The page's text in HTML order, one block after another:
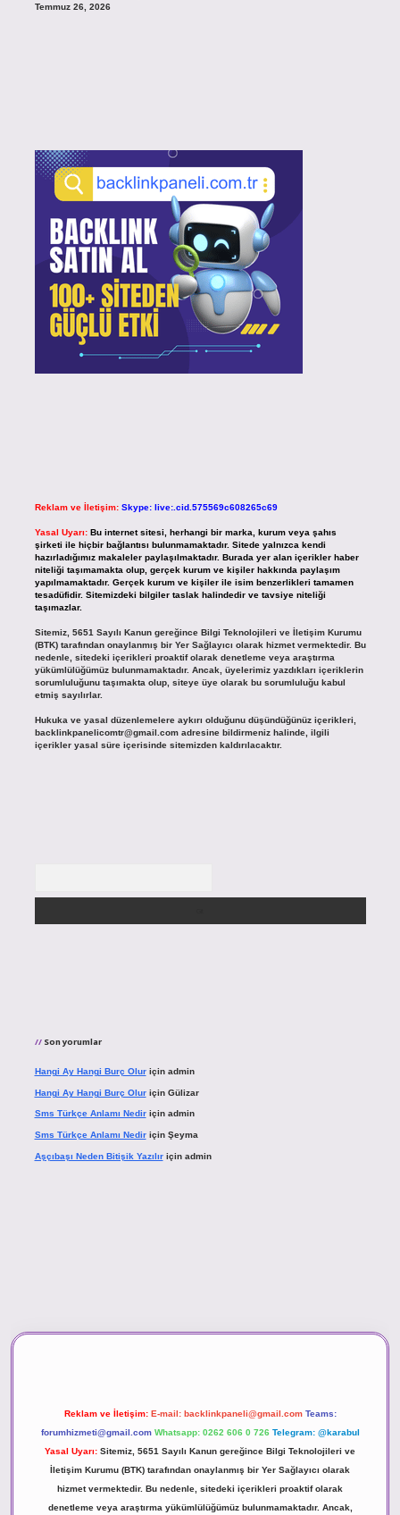
Temmuz 26, 2026
Reklam ve İletişim: Skype: live:.cid.575569c608265c69
Yasal Uyarı: Bu internet sitesi, herhangi bir marka, kurum veya şahıs
şirketi ile hiçbir bağlantısı bulunmamaktadır. Sitede yalnızca kendi
hazırladığımız makaleler paylaşılmaktadır. Burada yer alan içerikler haber
niteliği taşımamakta olup, gerçek kurum ve kişiler hakkında paylaşım
yapılmamaktadır. Gerçek kurum ve kişiler ile isim benzerlikleri tamamen
tesadüfidir. Sitemizdeki bilgiler taslak halindedir ve tavsiye niteliği
taşımazlar.
Sitemiz, 5651 Sayılı Kanun gereğince Bilgi Teknolojileri ve İletişim Kurumu
(BTK) tarafından onaylanmış bir Yer Sağlayıcı olarak hizmet vermektedir. Bu
nedenle, sitedeki içerikleri proaktif olarak denetleme veya araştırma
yükümlülüğümüz bulunmamaktadır. Ancak, üyelerimiz yazdıkları içeriklerin
sorumluluğunu taşımakta olup, siteye üye olarak bu sorumluluğu kabul
etmiş sayılırlar.
Hukuka ve yasal düzenlemelere aykırı olduğunu düşündüğünüz içerikleri,
backlinkpanelicomtr@gmail.comadresine bildirmeniz halinde, ilgili
içerikler yasal süre içerisinde sitemizden kaldırılacaktır.
Son yorumlar
Hangi Ay Hangi Burç Oluriçin admin
Hangi Ay Hangi Burç Oluriçin Gülizar
Sms Türkçe Anlamı Nediriçin admin
Sms Türkçe Anlamı Nediriçin Şeyma
Aşçıbaşı Neden Bitişik Yazılıriçin admin
Reklam ve İletişim: E-mail: backlinkpaneli@gmail.com Teams:
forumhizmeti@gmail.com Whatsapp: 0262 606 0 726 Telegram: @karabul
Yasal Uyarı: Sitemiz, 5651 Sayılı Kanun gereğince Bilgi Teknolojileri ve
İletişim Kurumu (BTK) tarafından onaylanmış bir Yer Sağlayıcı olarak
hizmet vermektedir. Bu nedenle, sitedeki içerikleri proaktif olarak
denetleme veya araştırma yükümlülüğümüz bulunmamaktadır. Ancak,